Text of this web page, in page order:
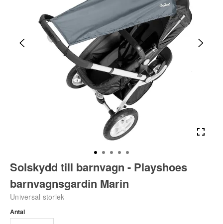
Solskydd till barnvagn - Playshoes
barnvagnsgardin Marin
Universal storlek
Antal